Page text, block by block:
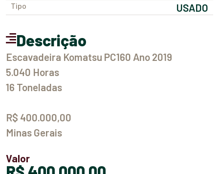
Tipo USADO
Descrição
Escavadeira Komatsu PC160 Ano 2019
5.040 Horas
16 Toneladas
R$ 400.000,00
Minas Gerais
Valor